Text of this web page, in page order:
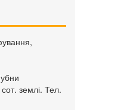
сот. землі. Тел.